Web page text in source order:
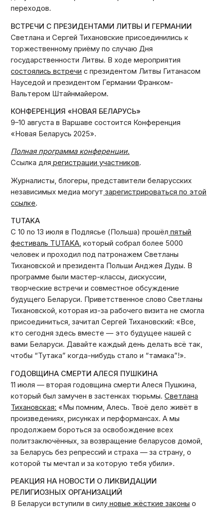
переходов.
ВСТРЕЧИ С ПРЕЗИДЕНТАМИ ЛИТВЫ И ГЕРМАНИИ
Светлана и Сергей Тихановские присоединились к
торжественному приёму по случаю Дня
государственности Литвы. В ходе мероприятия
состоялись встречи с президентом Литвы Гитанасом
Науседой и президентом Германии Франком-
Вальтером Штайнмайером.
КОНФЕРЕНЦИЯ «НОВАЯ БЕЛАРУСЬ»
9–10 августа в Варшаве состоится Конференция
«Новая Беларусь 2025».
Полная программа конференции.
Ссылка для регистрации участников.
Журналисты, блогеры, представители беларусских
независимых медиа могут зарегистрироваться по этой
ссылке.
TUTAKA
С 10 по 13 июля в Подлясье (Польша) прошёл пятый
фестиваль TUTAKA, который собрал более 5000
человек и проходил под патронажем Светланы
Тихановской и президента Польши Анджея Дуды. В
программе были мастер-классы, дискуссии,
творческие встречи и совместное обсуждение
будущего Беларуси. Приветственное слово Светланы
Тихановской, которая из-за рабочего визита не смогла
присоединиться, зачитал Сергей Тихановский: «Все,
кто сегодня здесь вместе — это будущее нашей с
вами Беларуси. Давайте каждый день делать всё так,
чтобы “Тутака” когда-нибудь стало и “тамака”!».
ГОДОВЩИНА СМЕРТИ АЛЕСЯ ПУШКИНА
11 июля — вторая годовщина смерти Алеся Пушкина,
который был замучен в застенках тюрьмы.Светлана
Тихановская: «Мы помним, Алесь. Твоё дело живёт в
произведениях, рисунках и перформансах. А мы
продолжаем бороться за освобождение всех
политзаключённых, за возвращение беларусов домой,
за Беларусь без репрессий и страха — за страну, о
которой ты мечтал и за которую тебя убили».
РЕАКЦИЯ НА НОВОСТИ О ЛИКВИДАЦИИ
РЕЛИГИОЗНЫХ ОРГАНИЗАЦИЙ
В Беларуси вступили в силу новые жёсткие законы о